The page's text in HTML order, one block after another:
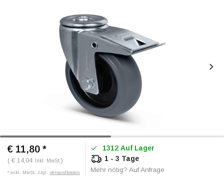
€ 11,80 *
( € 14,04 Inkl. MwSt. )
* exkl. MwSt. zzgl. Versandkosten
1312 Auf Lager
1 - 3 Tage
Mehr nötig? Auf Anfrage